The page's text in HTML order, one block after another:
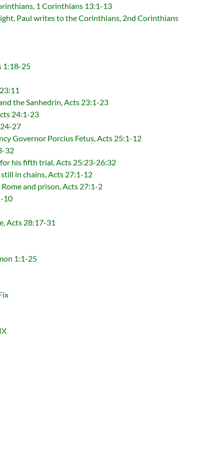
1 Corinthians 13:1-13
Paul writes to the Corinthians, 2nd Corinthians
1:18-25
the Sanhedrin, Acts 23:1-23
24:1-23
27
Governor Porcius Fetus, Acts 25:1-12
32
his fifth trial, Acts 25:23-26:32
in chains, Acts 27:1-12
and prison, Acts 27:1-2
10
Acts 28:17-31
1:1-25